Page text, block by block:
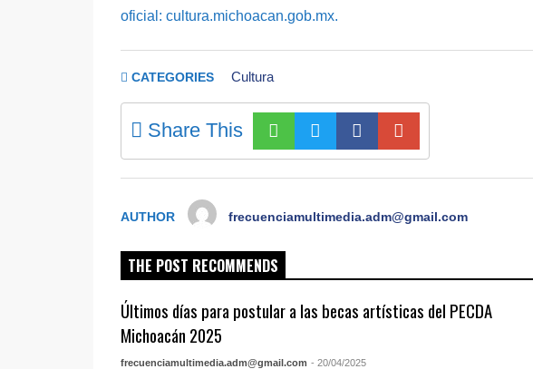
oficial: cultura.michoacan.gob.mx.
CATEGORIES Cultura
Share This
AUTHOR frecuenciamultimedia.adm@gmail.com
THE POST RECOMMENDS
Últimos días para postular a las becas artísticas del PECDA
Michoacán 2025
frecuenciamultimedia.adm@gmail.com - 20/04/2025